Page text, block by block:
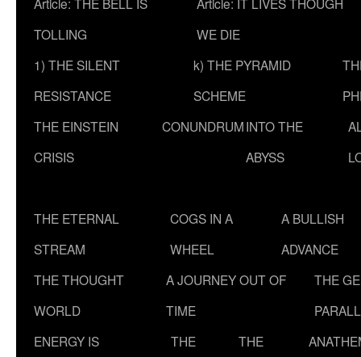
TOLLING
WE DIE
1) THE SILENT
RESISTANCE
k) THE PYRAMID
SCHEME
THE EINSTEIN
CRISIS
CONUNDRUMINTO THE
ABYSS
THE ETERNAL
STREAM
COGS IN A
WHEEL
A BULLISH
ADVANCE
THE THOUGHT
WORLD
A JOURNEY OUT OF
TIME
THE
ENERGY IS
THE
THE